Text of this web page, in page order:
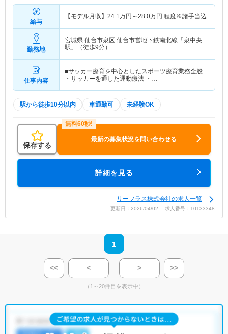
給与
【モデル月収】 24.1万円～28.0万円 程度※諸手当込
勤務地
宮城県 仙台市泉区 仙台市営地下鉄南北線「泉中央
駅」（徒歩9分）
仕事内容
■サッカー療育を中心としたスポーツ療育業務全般
・サッカーを通した運動療法 ・…
駅から徒歩10分以内 車通勤可 未経験OK
保存する
最新の募集状況を問い合わせる
詳細を見る
リーフラス株式会社の求人一覧
更新日：2026/04/02 求人番号：10133348
1
<< < > >>
（1～20件目を表示中）